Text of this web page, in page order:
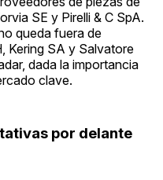
SE y Pirelli & C SpA.
queda fuera de
Kering SA y Salvatore
dada la importancia
clave.
por delante